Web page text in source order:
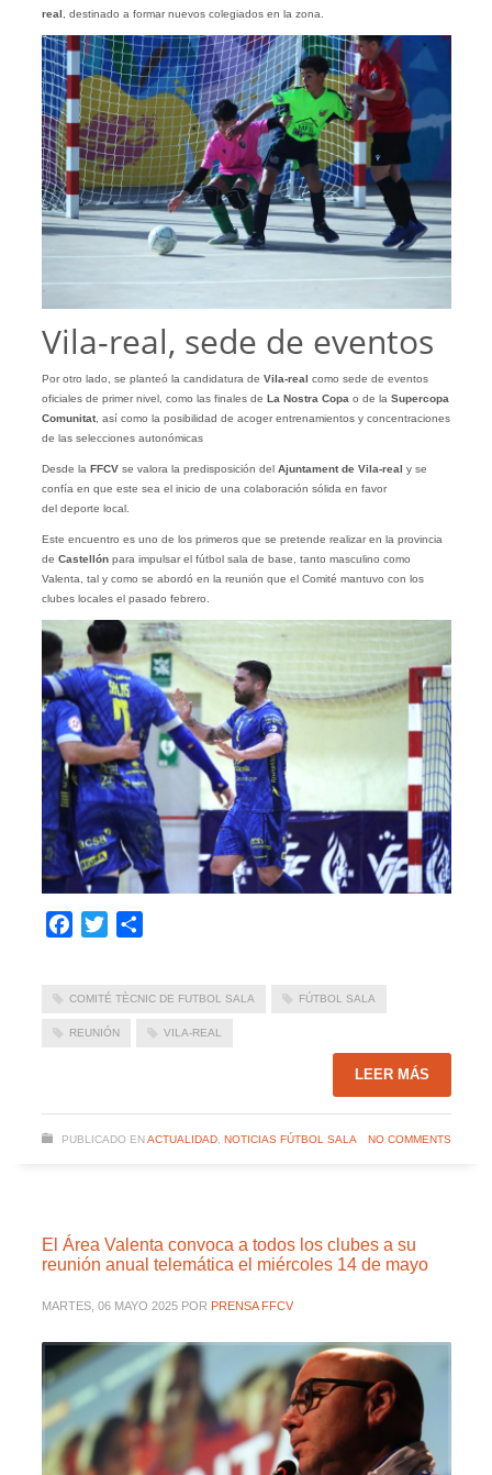
real, destinado a formar nuevos colegiados en la zona.
Vila-real, sede de eventos
Por otro lado, se planteó la candidatura de Vila-real como sede de eventos
oficiales de primer nivel, como las finales de La Nostra Copa o de la Supercopa
Comunitat, así como la posibilidad de acoger entrenamientos y concentraciones
de las selecciones autonómicas
Desde la FFCVse valora la predisposición del Ajuntament de Vila-real y se
confía en que este sea el inicio de una colaboración sólida en favor
del deporte local.
Este encuentro es uno de los primeros que se pretende realizar en la provincia
de Castellónpara impulsar el fútbol sala de base, tanto masculino como
Valenta, tal y como se abordó en la reunión que el Comité mantuvo con los
clubes locales el pasado febrero.
Facebook
Twitter
COMITÉ TÈCNIC DE FUTBOL SALA FÚTBOL SALA
REUNIÓN VILA-REAL
LEER MÁS
PUBLICADO EN ACTUALIDAD, NOTICIAS FÚTBOL SALA NO COMMENTS
El Área Valenta convoca a todos los clubes a su
reunión anual telemática el miércoles 14 de mayo
MARTES, 06 MAYO 2025 POR PRENSA FFCV